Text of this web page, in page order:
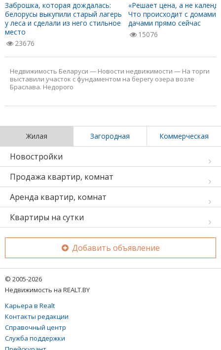
Заброшка, которая дождалась:
белорусы выкупили старый лагерь
у леса и сделали из него стильное
место
23676
«Решает цена, а не
Что происходит с домами
дачами прямо сейчас
15076
Недвижимость Беларуси — Новости недвижимости — На торги
выставили участок с фундаментом на берегу озера возле
Браслава. Недорого
Жилая Загородная Коммерческая
Новостройки
Продажа квартир, комнат
Аренда квартир, комнат
Квартиры на сутки
Добавить объявление
© 2005-2026
Недвижимость на REALT.BY
Карьера в Realt
Контакты редакции
Справочный центр
Служба поддержки